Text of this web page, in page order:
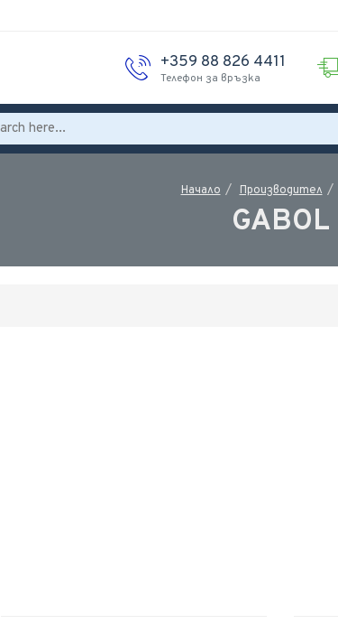
+359 88 826 4411
Телефон за връзка
Начало Производител
GABOL